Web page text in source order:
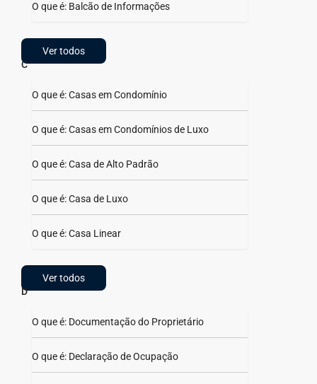
O que é: Balcão de Informações
Ver todos
C
O que é: Casas em Condomínio
O que é: Casas em Condomínios de Luxo
O que é: Casa de Alto Padrão
O que é: Casa de Luxo
O que é: Casa Linear
Ver todos
D
O que é: Documentação do Proprietário
O que é: Declaração de Ocupação